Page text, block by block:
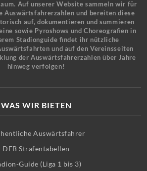
Auf unserer Website sammeln wir für
Auswärtsfahrerzahlen und bereiten diese
auf, dokumentieren und summieren
sowie Pyroshows und Choreografien in
Stadionguide findet ihr nützliche
und auf den Vereinsseiten
der Auswärtsfahrerzahlen über Jahre
hinweg verfolgen!
WAS WIR BIETEN
Auswärtsfahrer
DFB Strafentabellen
Guide (Liga 1 bis 3)